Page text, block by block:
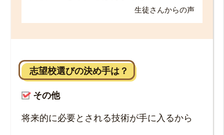
生徒さんからの声
志望校選びの決め手は？
その他
将来的に必要とされる技術が手に入るから